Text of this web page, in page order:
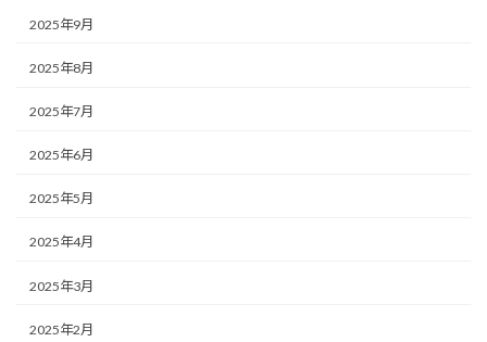
2025年9月
2025年8月
2025年7月
2025年6月
2025年5月
2025年4月
2025年3月
2025年2月